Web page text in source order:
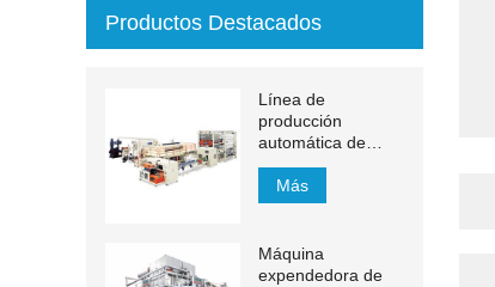
Productos Destacados
Línea de
producción
automática de
toallas de mano de
papel de
transferencia MJN-
Más
Máquina
expendedora de